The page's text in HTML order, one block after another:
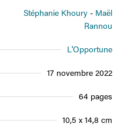
Stéphanie Khoury
Maël
Rannou
L'Opportune
17 novembre 2022
64 pages
10,5 x 14,8 cm